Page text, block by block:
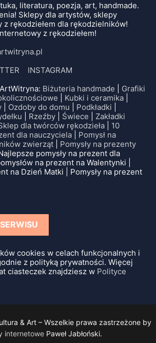
literatura, poezja, art, handmade.
Sklepy dla artystów, sklepy
z rękodziełem dla rękodzielników!
z rękodziełem!
INSTAGRAM
Biżuteria handmade
Grafiki
Kubki i ceramika
Ozdoby do domu Podkładki
Rzeźby Świece
Zakładki
dla twórców rękodzieła
10
dla nauczyciela
Pomysł na
zwierząt
Pomysły na prezenty
pomysły na prezent dla
na prezent na Walentynki |
na Dzień Matki | Pomysły na prezent
cookies w celach funkcjonalnych i
z polityką prywatności. Więcej
ciasteczek znajdziesz w Polityce
& Art – Wszelkie prawa zastrzeżone by
internetowePaweł Jabłoński.